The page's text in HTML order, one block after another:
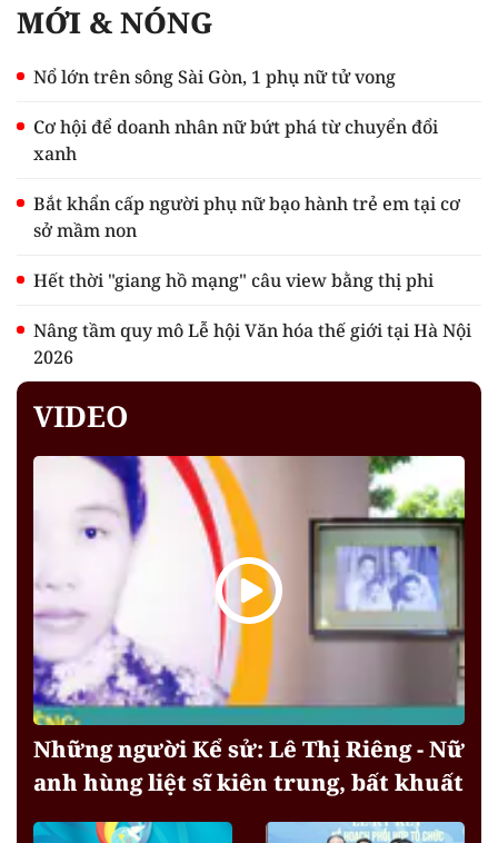
MỚI & NÓNG
Nổ lớn trên sông Sài Gòn, 1 phụ nữ tử vong
Cơ hội để doanh nhân nữ bứt phá từ chuyển đổi
xanh
Bắt khẩn cấp người phụ nữ bạo hành trẻ em tại cơ
sở mầm non
Hết thời "giang hồ mạng" câu view bằng thị phi
Nâng tầm quy mô Lễ hội Văn hóa thế giới tại Hà Nội
2026
VIDEO
Những người Kể sử: Lê Thị Riêng - Nữ
anh hùng liệt sĩ kiên trung, bất khuất